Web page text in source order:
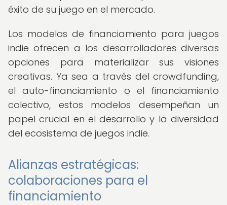
éxito de su juego en el mercado.
Los modelos de financiamiento para juegos
indie ofrecen a los desarrolladores diversas
opciones para materializar sus visiones
creativas. Ya sea a través del crowdfunding,
el auto-financiamiento o el financiamiento
colectivo, estos modelos desempeñan un
papel crucial en el desarrollo y la diversidad
del ecosistema de juegos indie.
Alianzas estratégicas:
colaboraciones para el
financiamiento